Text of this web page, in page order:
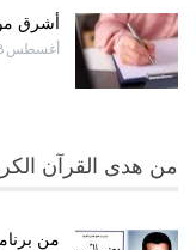
أشرق
أغسطس 8, 2026
من هدى القرآن
من